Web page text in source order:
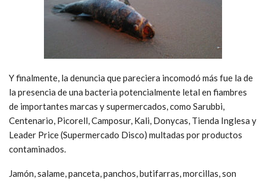
Y finalmente, la denuncia que pareciera incomodó más fue la de
la presencia de una bacteria potencialmente letal en fiambres
de importantes marcas y supermercados, como Sarubbi,
Centenario, Picorell, Camposur, Kali, Donycas, Tienda Inglesa y
Leader Price (Supermercado Disco) multadas por productos
contaminados.
Jamón, salame, panceta, panchos, butifarras, morcillas, son